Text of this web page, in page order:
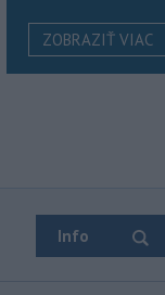
ZOBRAZIŤ VIAC
Info